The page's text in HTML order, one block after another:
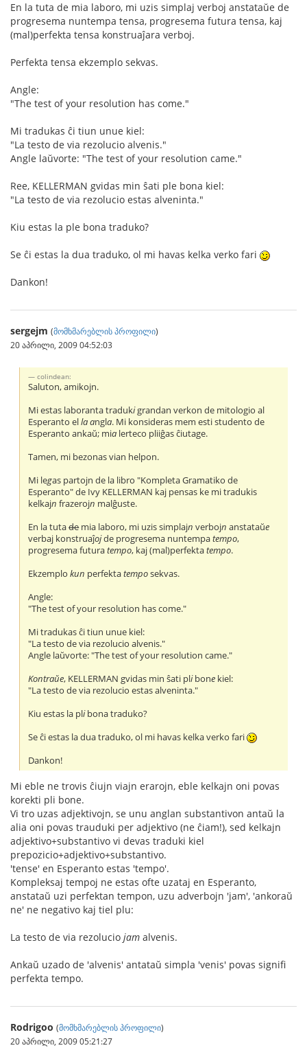
En la tuta de mia laboro, mi uzis simplaj verboj anstataŭe de
progresema nuntempa tensa, progresema futura tensa, kaj
(mal)perfekta tensa konstruaĵara verboj.
Perfekta tensa ekzemplo sekvas.
Angle:
"The test of your resolution has come."
Mi tradukas ĉi tiun unue kiel:
"La testo de via rezolucio alvenis."
Angle laŭvorte: "The test of your resolution came."
Ree, KELLERMAN gvidas min ŝati ple bona kiel:
"La testo de via rezolucio estas alveninta."
Kiu estas la ple bona traduko?
Se ĉi estas la dua traduko, ol mi havas kelka verko fari
Dankon!
sergejm (მომხმარებლის პროფილი)
20 აპრილი, 2009 04:52:03
colindean:
Saluton, amikojn.
Mi estas laboranta tradukigrandan verkon de mitologio al
Esperanto ellaangla. Mi konsideras mem esti studento de
Esperanto ankaŭ; mia lerteco pliiĝas ĉiutage.
Tamen, mi bezonas vian helpon.
Mi legas partojn de la libro "Kompleta Gramatiko de
Esperanto" de Ivy KELLERMAN kaj pensas ke mi tradukis
kelkajn frazerojn malĝuste.
En la tutademia laboro, mi uzis simplajn verbojn anstataŭe
verbaj konstruaĵojde progresema nuntempatempo,
progresema futuratempo, kaj (mal)perfektatempo.
Ekzemplokun perfektatemposekvas.
Angle:
"The test of your resolution has come."
Mi tradukas ĉi tiun unue kiel:
"La testo de via rezolucio alvenis."
Angle laŭvorte: "The test of your resolution came."
Kontraŭe, KELLERMAN gvidas min ŝati plibone kiel:
"La testo de via rezolucio estas alveninta."
Kiu estas la plibona traduko?
Se ĉi estas la dua traduko, ol mi havas kelka verko fari
Dankon!
Mi eble ne trovis ĉiujn viajn erarojn, eble kelkajn oni povas
korekti pli bone.
Vi tro uzas adjektivojn, se unu anglan substantivon antaŭ la
alia oni povas trauduki per adjektivo (ne ĉiam!), sed kelkajn
adjektivo+substantivo vi devas traduki kiel
prepozicio+adjektivo+substantivo.
'tense' en Esperanto estas 'tempo'.
Kompleksaj tempoj ne estas ofte uzataj en Esperanto,
anstataŭ uzi perfektan tempon, uzu adverbojn 'jam', 'ankoraŭ
ne' ne negativo kaj tiel plu:
La testo de via rezolucio jam alvenis.
Ankaŭ uzado de 'alvenis' antataŭ simpla 'venis' povas signifi
perfekta tempo.
Rodrigoo (მომხმარებლის პროფილი)
20 აპრილი, 2009 05:21:27